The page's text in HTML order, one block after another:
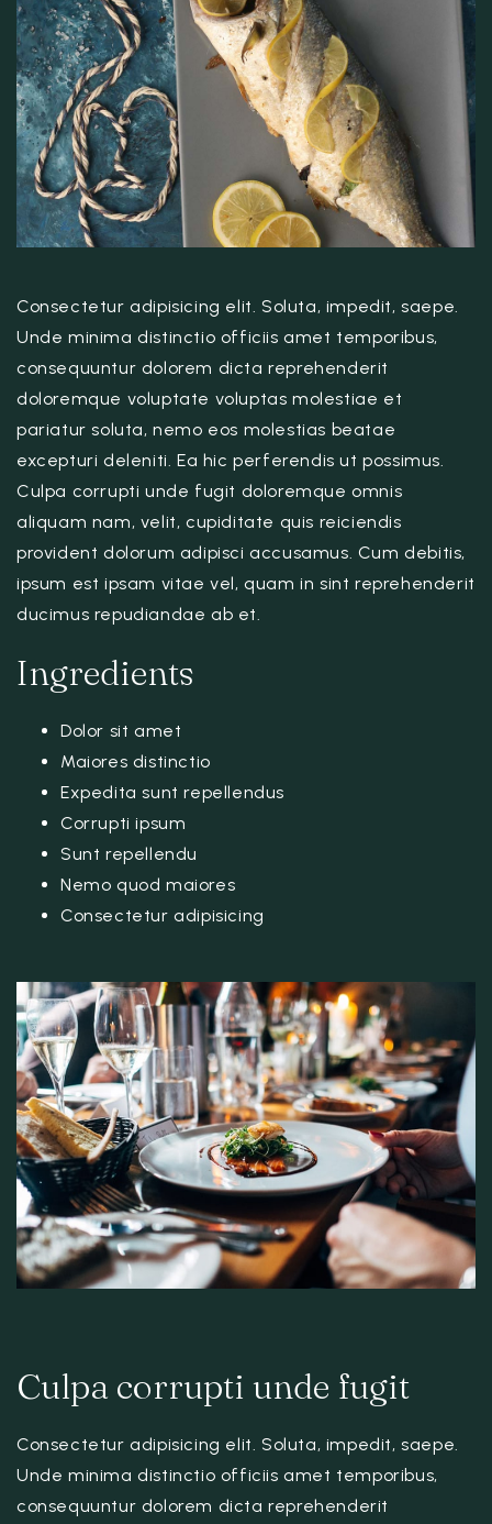
Consectetur adipisicing elit. Soluta, impedit, saepe.
Unde minima distinctio officiis amet temporibus,
consequuntur dolorem dicta reprehenderit
doloremque voluptate voluptas molestiae et
pariatur soluta, nemo eos molestias beatae
excepturi deleniti. Ea hic perferendis ut possimus.
Culpa corrupti unde fugit doloremque omnis
aliquam nam, velit, cupiditate quis reiciendis
provident dolorum adipisci accusamus. Cum debitis,
ipsum est ipsam vitae vel, quam in sint reprehenderit
ducimus repudiandae ab et.
Ingredients
Dolor sit amet
Maiores distinctio
Expedita sunt repellendus
Corrupti ipsum
Sunt repellendu
Nemo quod maiores
Consectetur adipisicing
Culpa corrupti unde fugit
Consectetur adipisicing elit. Soluta, impedit, saepe.
Unde minima distinctio officiis amet temporibus,
consequuntur dolorem dicta reprehenderit